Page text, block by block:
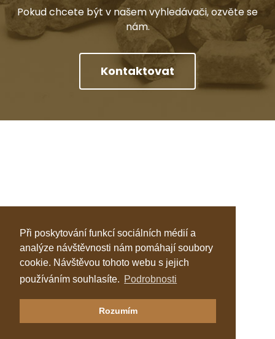
Při poskytování funkcí sociálních médií a
analýze návštěvnosti nám pomáhají soubory
cookie. Návštěvou tohoto webu s jejich
používáním souhlasíte. Podrobnosti
Rozumím
Pokud chcete být v našem vyhledávači, ozvěte se
nám.
Kontaktovat
Klastr Česká peleta
Katalog topenářů